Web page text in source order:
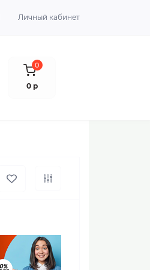
Личный кабинет
0
0 р